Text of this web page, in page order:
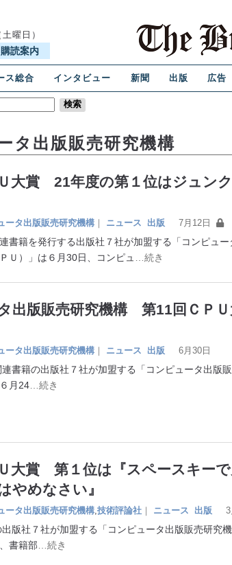
曜日）
購読案内
ス総合 インタビュー 新聞 出版 広告
タ出版販売研究機構
大賞 21年度の第１位はジュン
ータ出版販売研究機構 ｜ ニュース 出版 7月12日
書籍を発行する出版社７社が加盟する「コンピュー
Ｕ）」は６月30日、コンピュ
…続き
出版販売研究機構 第11回ＣＰＵ
ータ出版販売研究機構 ｜ ニュース 出版 6月30日
書籍の出版社７社が加盟する「コンピュータ出版
月24 …続き
大賞 第１位は『スペースキーで
やめなさい』
ータ出版販売研究機構,技術評論社 ｜ ニュース 出版 3
版社７社が加盟する「コンピュータ出版販売研究機
書籍部…続き